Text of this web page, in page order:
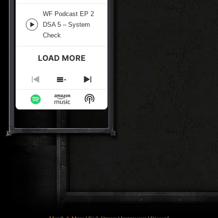
Episode
WF Podcast EP 2
DSA 5 – System
Check
LOAD MORE
Previous
Episode
Show
Episodes
List
Next
Episode
Show
Podcast